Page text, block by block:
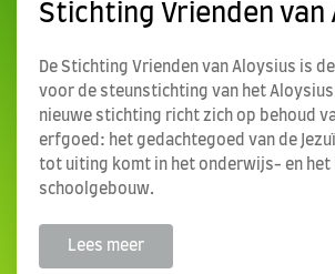
Stichting Vrienden van
De Stichting Vrienden van Aloysius is
voor de steunstichting van het Aloysius
nieuwe stichting richt zich op behoud
erfgoed: het gedachtegoed van de
tot uiting komt in het onderwijs- en het
schoolgebouw.
Lees meer